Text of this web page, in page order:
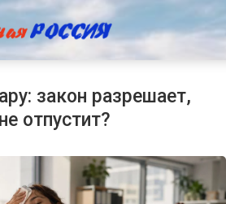
закон разрешает,
отпустит?